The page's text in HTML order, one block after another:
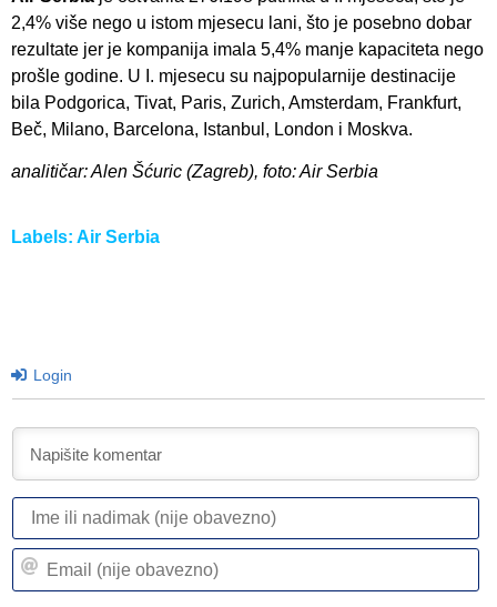
2,4% više nego u istom mjesecu lani, što je posebno dobar
rezultate jer je kompanija imala 5,4% manje kapaciteta nego
prošle godine. U I. mjesecu su najpopularnije destinacije
bila Podgorica, Tivat, Paris, Zurich, Amsterdam, Frankfurt,
Beč, Milano, Barcelona, Istanbul, London i Moskva.
analitičar: Alen Šćuric (Zagreb), foto: Air Serbia
Labels: Air Serbia
Login